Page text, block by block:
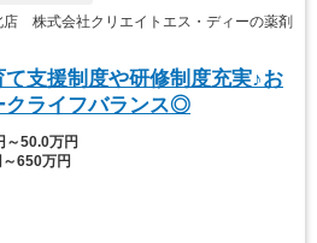
株式会社クリエイトエス・ディーの薬剤
て支援制度や研修制度充実♪お
クライフバランス◎
～50.0万円
～650万円